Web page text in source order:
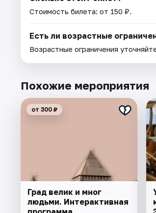
Стоимость билета: от 150 ₽.
Есть ли возрастные
Возрастные ограничения
Похожие мероприятия
от 300 ₽
Град велик и мног
людьми. Интерактивная